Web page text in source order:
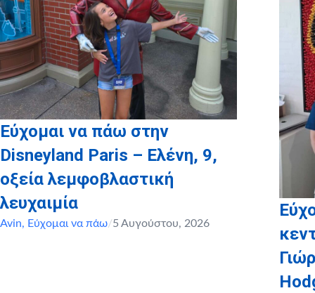
Εύχομαι να πάω στην
Disneyland Paris – Ελένη, 9,
οξεία λεμφοβλαστική
λευχαιμία
Avin, Εύχομαι να πάω/5 Αυγούστου, 2026